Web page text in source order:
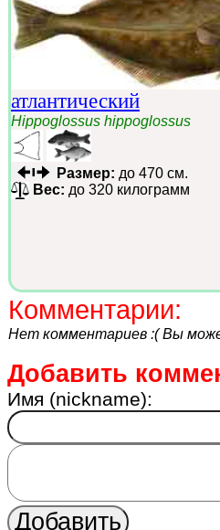
атлантический
Hippoglossus hippoglossus
Размер: до 470 см.
Вес: до 320 килограмм
Комментарии:
Нет комментариев :( Вы
Добавить
Имя (nickname):